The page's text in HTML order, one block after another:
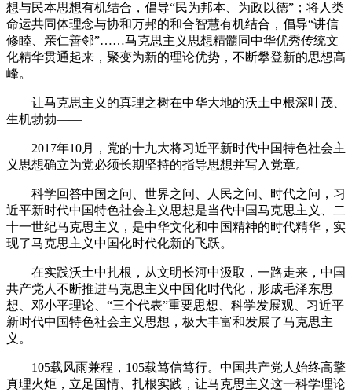
想与民本思想有机结合，倡导“民为邦本、为政以德”；将人类
命运共同体理念与协和万邦的和合智慧有机结合，倡导“讲信
修睦、亲仁善邻”……马克思主义思想精髓同中华优秀传统文
化精华贯通起来，聚变为新的理论优势，不断攀登新的思想高
峰。
让马克思主义的真理之树在中华大地的沃土中根深叶茂、
生机勃勃——
2017年10月，党的十九大将习近平新时代中国特色社会主
义思想确立为党必须长期坚持的指导思想并写入党章。
科学回答中国之问、世界之问、人民之问、时代之问，习
近平新时代中国特色社会主义思想是当代中国马克思主义、二
十一世纪马克思主义，是中华文化和中国精神的时代精华，实
现了马克思主义中国化时代化新的飞跃。
在实践沃土中扎根，从文明长河中汲取，一路走来，中国
共产党人不断推进马克思主义中国化时代化，形成毛泽东思
想、邓小平理论、“三个代表”重要思想、科学发展观、习近平
新时代中国特色社会主义思想，极大丰富和发展了马克思主
义。
105载风雨兼程，105载笃信笃行。中国共产党人始终高擎
真理火炬，立足国情、扎根实践，让马克思主义这一科学理论